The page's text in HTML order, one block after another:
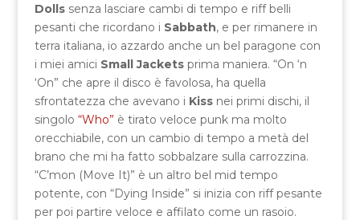
Dollssenza lasciare cambi di tempo e riff belli
pesanti che ricordano i Sabbath, e per rimanere in
terra italiana, io azzardo anche un bel paragone con
i miei amici Small Jacketsprima maniera. “On ‘n
‘On” che apre il disco è favolosa, ha quella
sfrontatezza che avevano i Kissnei primi dischi, il
singolo “Who” è tirato veloce punk ma molto
orecchiabile, con un cambio di tempo a metà del
brano che mi ha fatto sobbalzare sulla carrozzina.
“C’mon (Move It)” è un altro bel mid tempo
potente, con “Dying Inside” si inizia con riff pesante
per poi partire veloce e affilato come un rasoio.